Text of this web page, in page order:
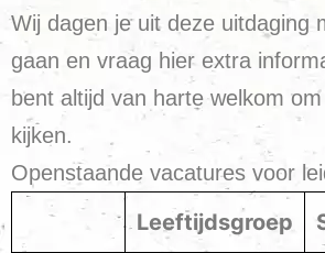
Wij dagen je uit deze uitdaging
gaan en vraag hier extra
bent altijd van harte welkom
kijken.
Openstaande vacatures voor
Leeftijdsgroep